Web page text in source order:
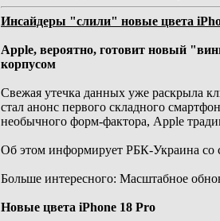
Инсайдеры "слили" новые цвета
Apple, вероятно, готовит новый
корпусом
Свежая утечка данных уже раскрыла
стал анонс первого складного
необычного форм-фактора, Apple
Об этом информирует РБК-Украина со
Больше интересного: Масштабное
Новые цвета iPhone 18 Pro